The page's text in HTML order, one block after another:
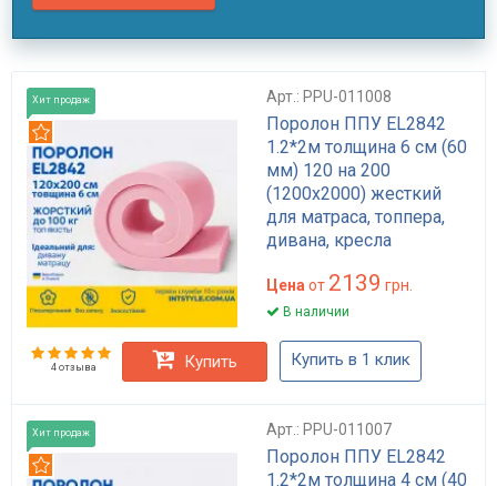
Хит продаж Арт.: PPU-011008
Поролон ППУ EL2842
1.2*2м толщина 6 см (60
мм) 120 на 200
(1200х2000) жесткий
для матраса, топпера,
дивана, кресла
Цена от 2139 грн.
В наличии
4 отзыва Купить Купить в 1 клик
Хит продаж Арт.: PPU-011007
Поролон ППУ EL2842
1.2*2м толщина 4 см (40